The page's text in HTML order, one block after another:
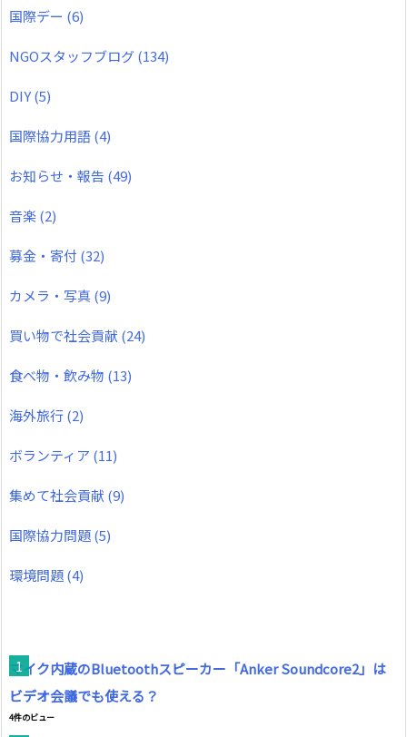
国際デー (6)
NGOスタッフブログ(134)
DIY(5)
国際協力用語(4)
お知らせ・報告 (49)
音楽(2)
募金・寄付 (32)
カメラ・写真(9)
買い物で社会貢献 (24)
食べ物・飲み物 (13)
海外旅行(2)
ボランティア (11)
集めて社会貢献 (9)
国際協力問題(5)
環境問題(4)
マイク内蔵のBluetoothスピーカー「Anker Soundcore2」は
ビデオ会議でも使える？
4件のビュー